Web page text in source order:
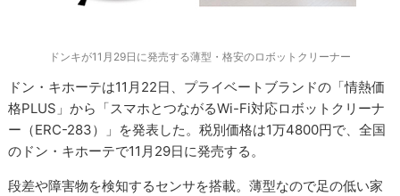
ドンキが11月29日に発売する薄型・格安のロボットクリーナー
ドン・キホーテは11月22日、プライベートブランドの「情熱価
格PLUS」から「スマホとつながるWi-Fi対応ロボットクリーナ
ー（ERC-283）」を発表した。税別価格は1万4800円で、全国
のドン・キホーテで11月29日に発売する。
段差や障害物を検知するセンサを搭載。薄型なので足の低い家